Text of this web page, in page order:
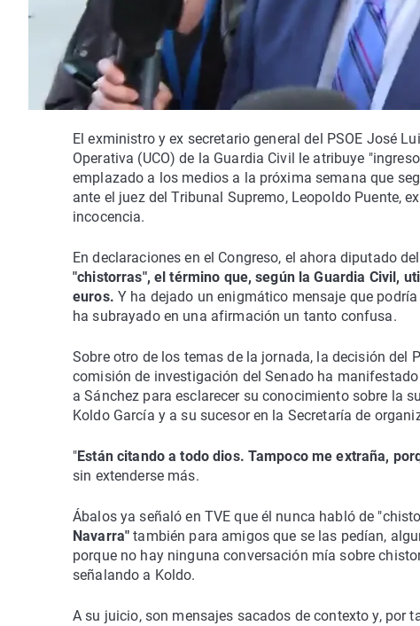
El exministro y ex secretario general del PSOE José
Operativa (UCO) de la Guardia Civil le atribuye
emplazado a los medios a la próxima semana que
ante el juez del Tribunal Supremo, Leopoldo Puente,
incocencia.
En declaraciones en el Congreso, el ahora diputado
"chistorras", el término que, según la Guardia Civil,
euros. Y ha dejado un enigmático mensaje que
ha subrayado en una afirmación un tanto confusa.
Sobre otro de los temas de la jornada, la decisión del
comisión de investigación del Senado ha
a Sánchez para esclarecer su conocimiento sobre la
Koldo García y a su sucesor en la Secretaría de
"Están citando a todo dios. Tampoco me extraña,
sin extenderse más.
Ábalos ya señaló en TVE que él nunca habló de
Navarra"también para amigos que se las pedían,
porque no hay ninguna conversación mía sobre
señalando a Koldo.
A su juicio, son mensajes sacados de contexto y, por